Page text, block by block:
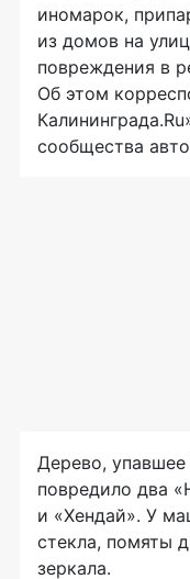
иномарок,
из домов на
повреждения в
Об этом
сообщества
Дерево, упавшее
повредило два
и «Хендай». У
стекла, помяты
зеркала.